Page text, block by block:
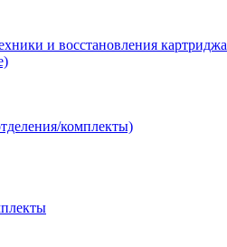
и восстановления картриджа
комплекты)